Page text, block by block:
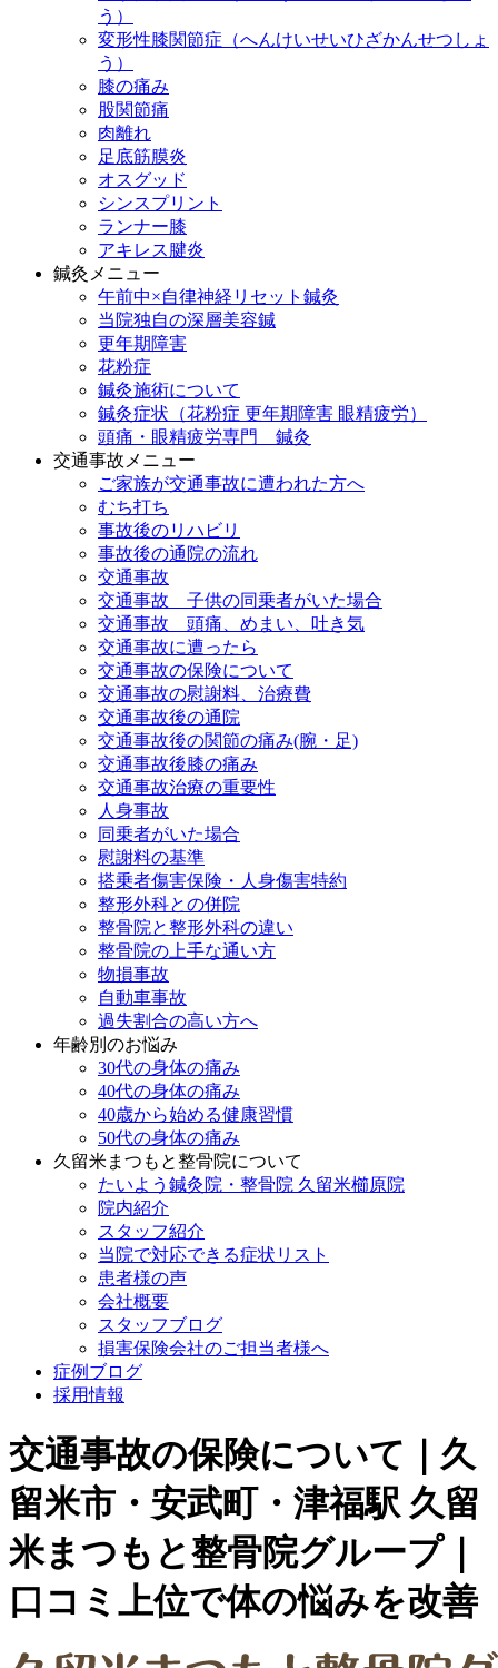
う）
変形性膝関節症（へんけいせいひざかんせつしょ
う）
膝の痛み
股関節痛
肉離れ
足底筋膜炎
オスグッド
シンスプリント
ランナー膝
アキレス腱炎
鍼灸メニュー
午前中×自律神経リセット鍼灸
当院独自の深層美容鍼
更年期障害
花粉症
鍼灸施術について
鍼灸症状（花粉症 更年期障害 眼精疲労）
頭痛・眼精疲労専門 鍼灸
交通事故メニュー
ご家族が交通事故に遭われた方へ
むち打ち
事故後のリハビリ
事故後の通院の流れ
交通事故
交通事故 子供の同乗者がいた場合
交通事故 頭痛、めまい、吐き気
交通事故に遭ったら
交通事故の保険について
交通事故の慰謝料、治療費
交通事故後の通院
交通事故後の関節の痛み(腕・足)
交通事故後膝の痛み
交通事故治療の重要性
人身事故
同乗者がいた場合
慰謝料の基準
搭乗者傷害保険・人身傷害特約
整形外科との併院
整骨院と整形外科の違い
整骨院の上手な通い方
物損事故
自動車事故
過失割合の高い方へ
年齢別のお悩み
30代の身体の痛み
40代の身体の痛み
40歳から始める健康習慣
50代の身体の痛み
久留米まつもと整骨院について
たいよう鍼灸院・整骨院 久留米櫛原院
院内紹介
スタッフ紹介
当院で対応できる症状リスト
患者様の声
会社概要
スタッフブログ
損害保険会社のご担当者様へ
症例ブログ
採用情報
交通事故の保険について｜久
留米市・安武町・津福駅 久留
米まつもと整骨院グループ｜
口コミ上位で体の悩みを改善